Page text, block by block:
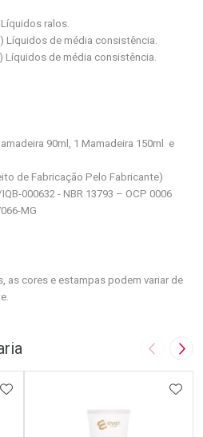
ralos.
Líquidos de média consistência.
Líquidos de média consistência.
90ml, 1 Mamadeira 150ml e
de Fabricação Pelo Fabricante)
000632 - NBR 13793 – OCP 0006
MG
as cores e estampas podem variar de
Imagem
ADICIONAR AOS FAVORITOS